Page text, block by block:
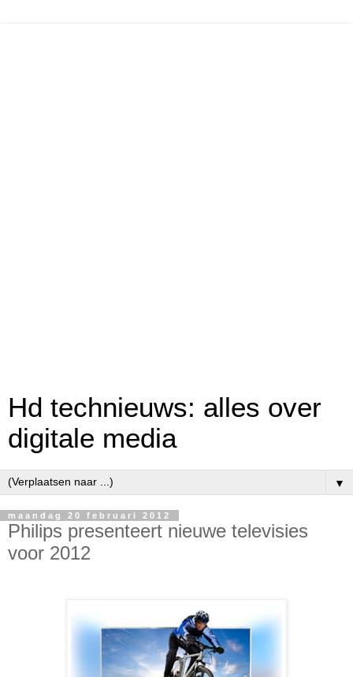
Hd technieuws: alles over
digitale media
▼
maandag 20 februari 2012
Philips presenteert nieuwe televisies
voor 2012